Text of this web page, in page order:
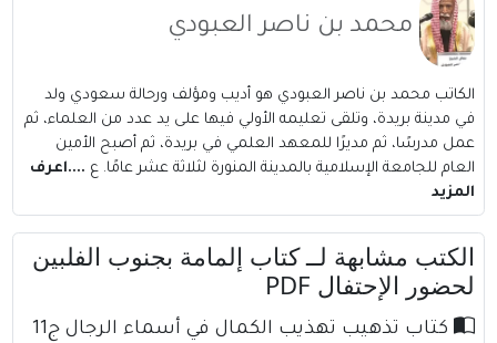
محمد بن ناصر العبودي
الكاتب محمد بن ناصر العبودي هو أديب ومؤلف ورحالة سعودي ولد
في مدينة بريدة، وتلقى تعليمه الأولي فيها على يد عدد من العلماء، ثم
عمل مدرسًا، ثم مديرًا للمعهد العلمي في بريدة، ثم أصبح الأمين
العام للجامعة الإسلامية بالمدينة المنورة لثلاثة عشر عامًا. ع ....اعرف
المزيد
الكتب مشابهة لــ كتاب إلمامة بجنوب الفلبين
لحضور الإحتفال PDF
كتاب تذهيب تهذيب الكمال في أسماء الرجال ج11